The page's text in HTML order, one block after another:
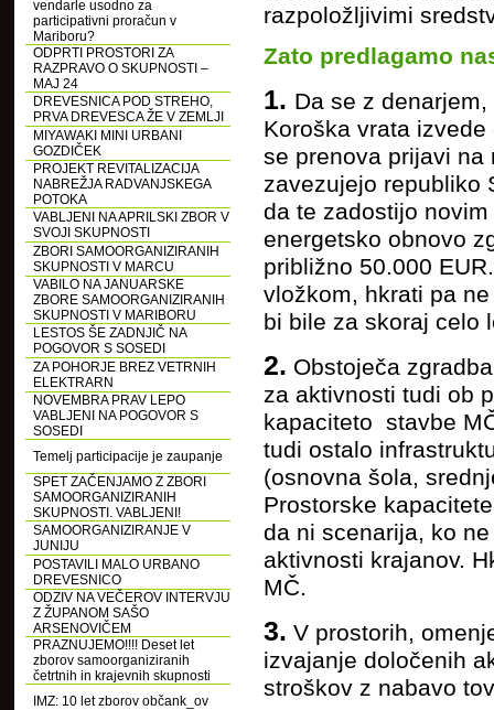
vendarle usodno za
participativni proračun v
Mariboru?
ODPRTI PROSTORI ZA
RAZPRAVO O SKUPNOSTI –
MAJ 24
DREVESNICA POD STREHO,
PRVA DREVESCA ŽE V ZEMLJI
MIYAWAKI MINI URBANI
GOZDIČEK
PROJEKT REVITALIZACIJA
NABREŽJA RADVANJSKEGA
POTOKA
VABLJENI NA APRILSKI ZBOR V
SVOJI SKUPNOSTI
ZBORI SAMOORGANIZIRANIH
SKUPNOSTI V MARCU
VABILO NA JANUARSKE
ZBORE SAMOORGANIZIRANIH
SKUPNOSTI V MARIBORU
LESTOS ŠE ZADNJIČ NA
POGOVOR S SOSEDI
ZA POHORJE BREZ VETRNIH
ELEKTRARN
NOVEMBRA PRAV LEPO
VABLJENI NA POGOVOR S
SOSEDI
Temelj participacije je zaupanje
SPET ZAČENJAMO Z ZBORI
SAMOORGANIZIRANIH
SKUPNOSTI. VABLJENI!
SAMOORGANIZIRANJE V
JUNIJU
POSTAVILI MALO URBANO
DREVESNICO
ODZIV NA VEČEROV INTERVJU
Z ŽUPANOM SAŠO
ARSENOVIČEM
PRAZNUJEMO!!!! Deset let
zborov samoorganiziranih
četrtnih in krajevnih skupnosti
IMZ: 10 let zborov občank_ov
razpoložljivimi
Zato predlagamo
1. Da se z
Koroška vrata
se prenova prijavi na
zavezujejo republiko
da te zadostijo
energetsko obnovo
približno 50.000
vložkom, hkrati pa
bi bile za skoraj celo
2. Obstoječa
za aktivnosti tudi ob
kapaciteto stavbe
tudi ostalo
(osnovna šola,
Prostorske
da ni scenarija, ko
aktivnosti krajanov.
MČ.
3. V prostorih,
izvajanje določenih
stroškov z nabavo